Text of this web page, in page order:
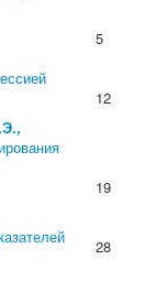
5
12
19
28